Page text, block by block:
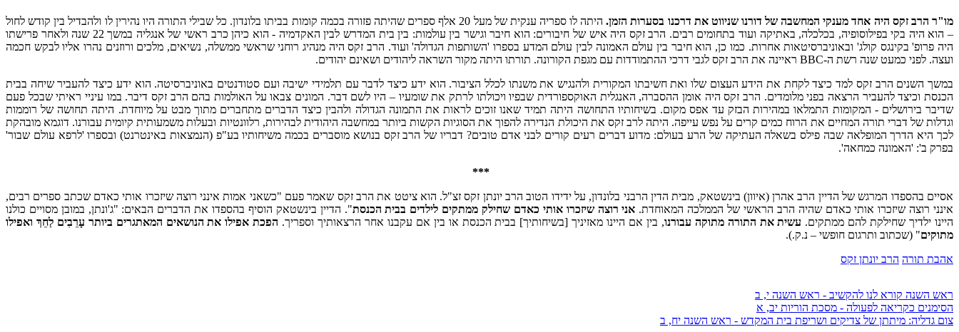
מו"ר הרב זקס היה אחד מענקי המחשבה של דורנו שניווט את דרכנו בסערות הזמן.
היתה לו ספריה ענקית של מעל 20 אלף ספרים שהיתה פזורה בכמה קומות בביתו בלונדון. כל שבילי התורה היו נהירין לו ולהבדיל בין קודש לחול
– הוא היה בקי בפילוסופיה, בכלכלה, באתיקה ועוד בתחומים רבים. הרב זקס היה איש של חיבורים: הוא חיבר וגישר בין עולמות: בין בית המדרש לבין האקדמיה - הוא כיהן כרב ראשי של אנגליה במשך 22 שנה ולאחר פרישתו
היה פרופ' בקינגס קולג' ובאוניברסיטאות אחרות. כמו כן, הוא חיבר בין עולם האמונה לבין עולם המדע בספרו 'השותפות הגדולה' ועוד. הרב זקס היה מנהיג רוחני שראשי ממשלה, נשיאים, מלכים ורוזנים נהרו אליו לבקש חכמה
ועצה. לפני כמעט שנה רשת ה-BBC ראיינה את הרב זקס לגבי דרכי ההתמודדות עם מגפת הקורונה. תורתו היתה מקור השראה ליהודים ושאינם יהודים.
במשך השנים הרב זקס למד כיצד לקחת את הידע העצום שלו ואת חשיבתו המקורית ולהנגיש את משנתו לכלל הציבור. הוא ידע כיצד לדבר עם תלמידי ישיבה ועם סטודנטים באוניברסיטה. הוא ידע כיצד להעביר שיחה בבית
הכנסת וכיצד להעביר הרצאה בפני מלומדים. הרב זקס היה אומן ההסברה, האנגלית האוקספורדית שבפיו ויכולתו לרתק את שומעיו – היו לשם דבר. המונים צבאו על האולמות בהם הרב זקס דיבר. במו עיניי ראיתי שבכל פעם
שדיבר בירושלים - המקומות התמלאו במהירות הבזק עד אפס מקום. בשיחותיו התחושה היתה תמיד שאנו זוכים לראות את התמונה הגדולה ולהבין כיצד הדברים מתחברים מתוך מבט על מיוחדת. היתה תחושה של רוממות
וגדלות של דברי תורה המחיים את הרוח כמים קרים על נפש עייפה. היתה לרב זקס את היכולת הנדירה להפוך את הסוגיות הקשות ביותר במחשבה היהודית לבהירות, רלוונטיות ובעלות משמעותית קיומית עבורנו. דוגמא מובהקת
לכך היא הדרך המופלאה שבה פילס בשאלה העתיקה של הרע בעולם: מדוע דברים רעים קורים לבני אדם טובים? דבריו של הרב זקס בנושא מוסברים בכמה משיחותיו בע"פ (הנמצאות באינטרנט) ובספרו 'לרפא עולם שבור'
בפרק ב': 'האמונה כמחאה'.
***
אסיים בהספדו המרגש של הדיין הרב אהרן (איוון) בינשטאק, מבית הדין הרבני בלונדון, על ידידו הטוב הרב יונתן זקס זצ"ל. הוא ציטט את הרב זקס שאמר פעם "כשאני אמות אינני רוצה שיזכרו אותי כאדם שכתב ספרים רבים,
אינני רוצה שיזכרו אותי כאדם שהיה הרב הראשי של הממלכה המאוחדת. אני רוצה שיזכרו אותי כאדם שחילק ממתקים לילדים בבית הכנסת". הדיין בינשטאק הוסיף בהספדו את הדברים הבאים: "ג'ונתן, במובן מסויים כולנו
היינו ילדיך שחילקת להם ממתקים. עשית את התורה מתוקה עבורנו, בין אם היינו מאזיניך [בשיחותיך] בבית הכנסת או בין אם עקבנו אחר הרצאותיך וספריך. הפכת אפילו את הנושאים המאתגרים ביותר עָרֵבִים לַחֵךְ ואפילו
מתוקים" (שכתוב ותרגום חופשי – נ.ק.).
אהבת תורה הרב יונתן זקס
ראש השנה קורא לנו להקשיב - ראש השנה י, ב
הסימנים כקריאה לפעולה - מסכת הוריות יב, א
צום גדליה: מיתתן של צדיקים ושריפת בית המקדש - ראש השנה יח, ב